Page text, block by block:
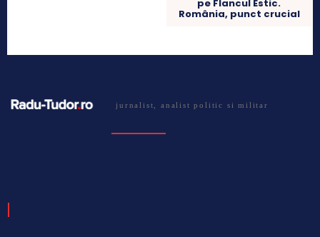
pe Flancul Estic.
România, punct crucial
jurnalist, analist politic si militar